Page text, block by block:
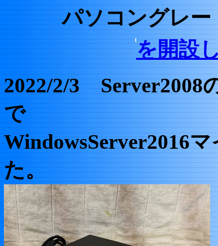
パソコングレー
を開設
2022/2/3 Server2008
で
WindowsServer2016
た。